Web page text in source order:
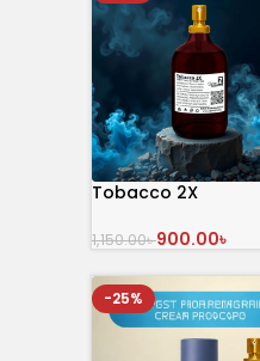
Tobacco 2X
1,150.00৳900.00৳
অর্ডার করুন
-25%